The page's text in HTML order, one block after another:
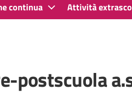
continua Attività
postscuola